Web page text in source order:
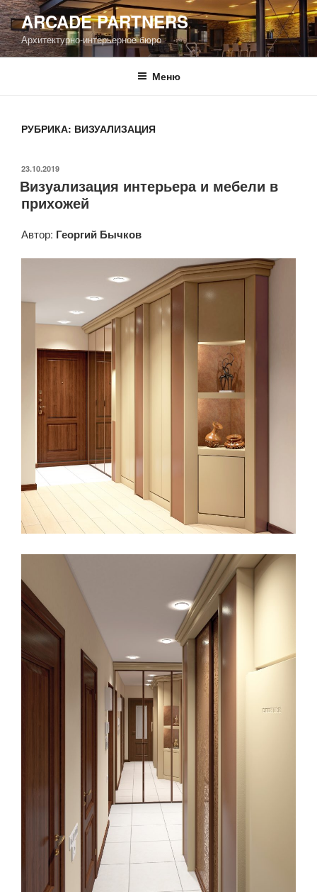
Перейти
к
содержимому
ARCADE PARTNERS
Архитектурно-интерьерное бюро
Меню
РУБРИКА: ВИЗУАЛИЗАЦИЯ
ОПУБЛИКОВАНО
23.10.2019
Визуализация интерьера и мебели в
прихожей
Автор: Георгий Бычков